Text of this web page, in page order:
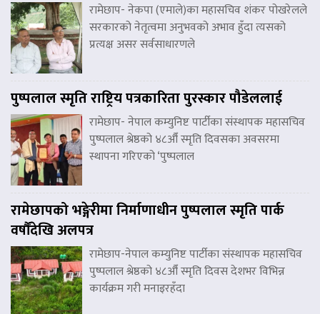
रामेछाप- नेकपा (एमाले)का महासचिव शंकर पोखरेलले
सरकारको नेतृत्वमा अनुभवको अभाव हुँदा त्यसको
प्रत्यक्ष असर सर्वसाधारणले
पुष्पलाल स्मृति राष्ट्रिय पत्रकारिता पुरस्कार पौडेललाई
रामेछाप- नेपाल कम्युनिष्ट पार्टीका संस्थापक महासचिव
पुष्पलाल श्रेष्ठको ४८औँ स्मृति दिवसका अवसरमा
स्थापना गरिएको ‘पुष्पलाल
रामेछापको भङ्गेरीमा निर्माणाधीन पुष्पलाल स्मृति पार्क
वर्षौंदेखि अलपत्र
रामेछाप-नेपाल कम्युनिष्ट पार्टीका संस्थापक महासचिव
पुष्पलाल श्रेष्ठको ४८औँ स्मृति दिवस देशभर विभिन्न
कार्यक्रम गरी मनाइरहँदा